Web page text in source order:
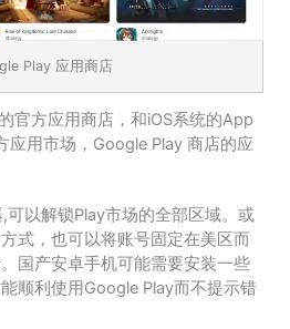
Play 应用商店
官方应用商店，和iOS系统的App
应用市场，Google Play 商店的应
可以解锁Play市场的全部区域。或
式，也可以将账号固定在美区而
国产安卓手机可能需要安装一些
顺利使用Google Play而不提示错